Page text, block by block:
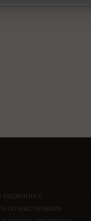
с
почувствовали